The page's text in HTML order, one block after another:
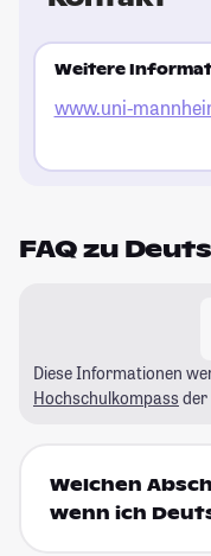
Weitere
www.uni-
FAQ zu
Diese Informationen
Hochschulkompass der
Welchen
wenn ich